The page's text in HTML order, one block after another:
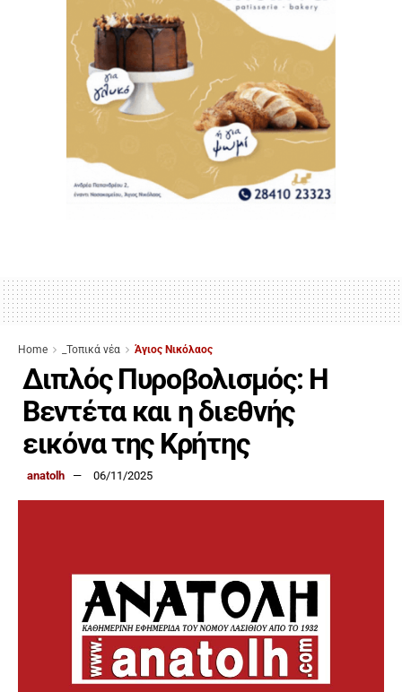
Home _Τοπικά νέα Άγιος Νικόλαος
Διπλός Πυροβολισμός: Η
Βεντέτα και η διεθνής
εικόνα της Κρήτης
anatolh 06/11/2025